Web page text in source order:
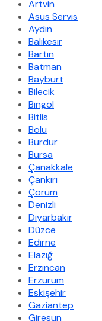
Artvin
Asus Servis
Aydın
Balıkesir
Bartın
Batman
Bayburt
Bilecik
Bingöl
Bitlis
Bolu
Burdur
Bursa
Çanakkale
Çankırı
Çorum
Denizli
Diyarbakır
Düzce
Edirne
Elazığ
Erzincan
Erzurum
Eskişehir
Gaziantep
Giresun